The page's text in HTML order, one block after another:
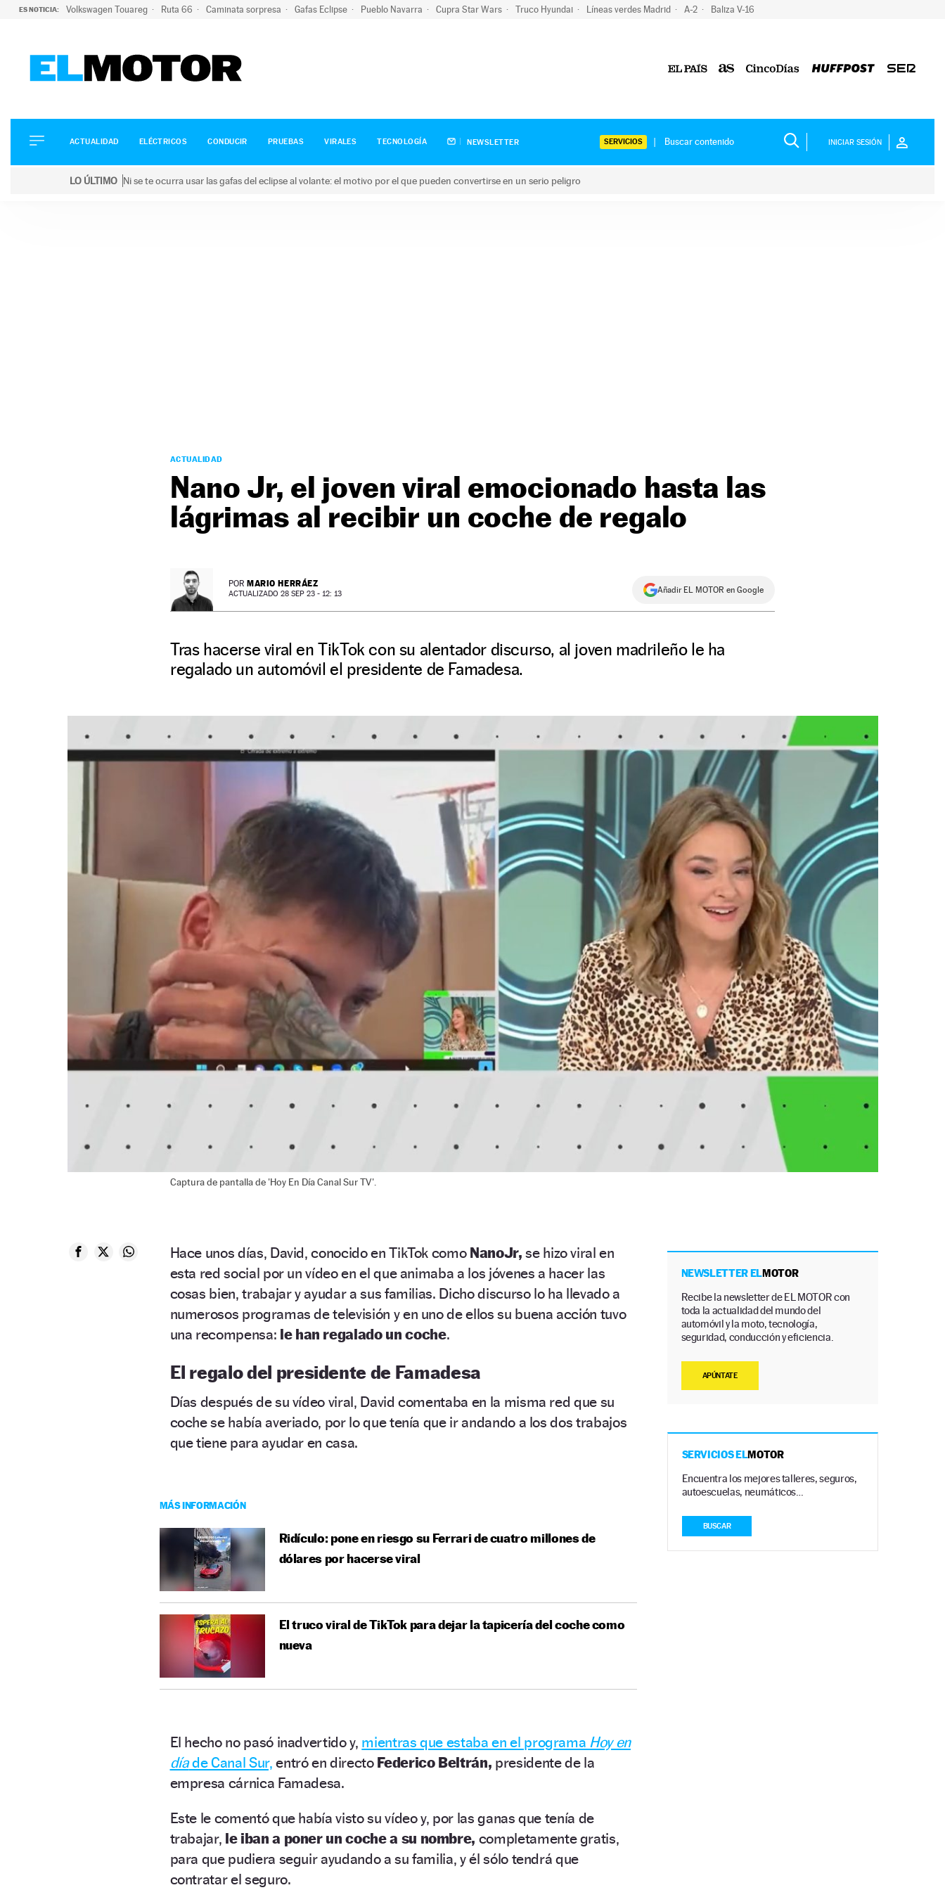
ES NOTICIA: Volkswagen Touareg Ruta 66 Caminata sorpresa Gafas Eclipse Pueblo Navarra Cupra Star Wars Truco Hyundai Líneas verdes Madrid A-2 Baliza V-16
ELÉCTRICOS
CONDUCIR
ACTUALIDAD ELÉCTRICOS CONDUCIR PRUEBAS VIRALES TECNOLOGÍA NEWSLETTER SERVICIOS INICIAR SESIÓN
LO ÚLTIMO Ni se te ocurra usar las gafas del eclipse al volante: el motivo por el que pueden convertirse en un serio peligro
ACTUALIDAD
Nano Jr, el joven viral emocionado hasta las
lágrimas al recibir un coche de regalo
POR MARIO HERRÁEZ
ACTUALIZADO 28 SEP 23 - 12: 13 Añadir EL MOTOR en Google
Tras hacerse viral en TikTok con su alentador discurso, al joven madrileño le ha
regalado un automóvil el presidente de Famadesa.
Captura de pantalla de 'Hoy En Día Canal Sur TV'.
Hace unos días, David, conocido en TikTok comoNanoJr, se hizo viral en
esta red social por un vídeo en el que animaba a los jóvenes a hacer las
cosas bien, trabajar y ayudar a sus familias. Dicho discurso lo ha llevado a
numerosos programas de televisión y en uno de ellos su buena acción tuvo
una recompensa: le han regalado un coche.
El regalo del presidente de Famadesa
Días después de su vídeo viral, David comentaba en la misma red que su
coche se había averiado, por lo que tenía que ir andando a los dos trabajos
que tiene para ayudar en casa.
MÁS INFORMACIÓN
Ridículo: pone en riesgo su Ferrari de cuatro millones de
dólares por hacerse viral
El truco viral de TikTok para dejar la tapicería del coche como
nueva
El hecho no pasó inadvertido y, mientras que estaba en el programa Hoy en
díade Canal Sur, entró en directo Federico Beltrán, presidente de la
empresa cárnica Famadesa.
Este le comentó que había visto su vídeo y, por las ganas que tenía de
trabajar, le iban a poner un coche a su nombre, completamente gratis,
para que pudiera seguir ayudando a su familia, y él sólo tendrá que
contratar el seguro.
NEWSLETTER ELMOTOR
Recibe la newsletter de EL MOTOR con
toda la actualidad del mundo del
automóvil y la moto, tecnología,
seguridad, conducción y eficiencia.
APÚNTATE
SERVICIOS ELMOTOR
Encuentra los mejores talleres, seguros,
autoescuelas, neumáticos…
BUSCAR